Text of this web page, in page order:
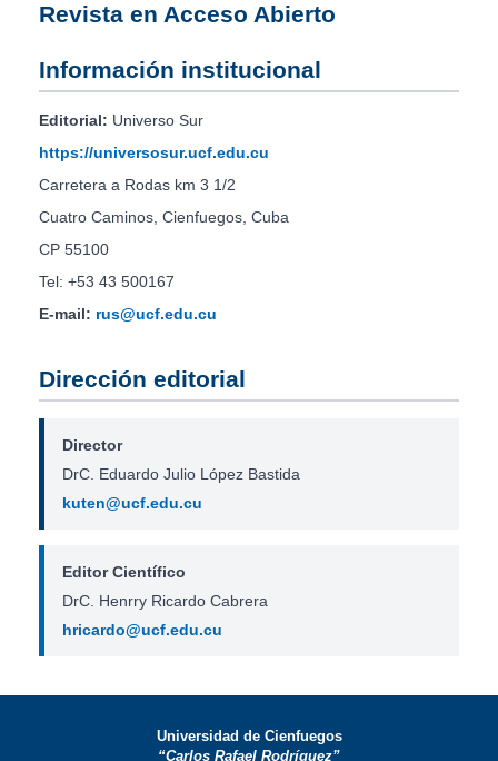
Revista en Acceso Abierto
Información institucional
Editorial: Universo Sur
https://universosur.ucf.edu.cu
Carretera a Rodas km 3 1/2
Cuatro Caminos, Cienfuegos, Cuba
CP 55100
Tel: +53 43 500167
E-mail: rus@ucf.edu.cu
Dirección editorial
Director
DrC. Eduardo Julio López Bastida
kuten@ucf.edu.cu
Editor Científico
DrC. Henrry Ricardo Cabrera
hricardo@ucf.edu.cu
Universidad de Cienfuegos
“Carlos Rafael Rodríguez”